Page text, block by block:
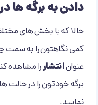
دادن به برگه ها
حالا که با بخش های
کمی نگاهتون را به سمت
عنوانانتشاررا مشاهده
برگه خودتون را در حالت